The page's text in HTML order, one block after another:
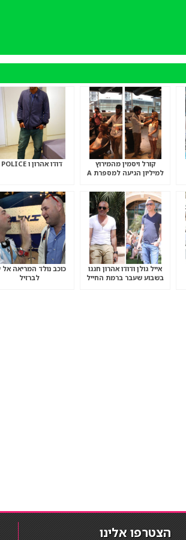
קורל ויסמין מהמירוץ
למיליון הגיעה למספרת A
דודו אהרון ו POLICE ?
אייל גולן ודודו אהרון חגגו
בשבוע שעבר ברמת החייל
כוכב נולד המריאה אל
לברזיל
הצטרפו אלינו